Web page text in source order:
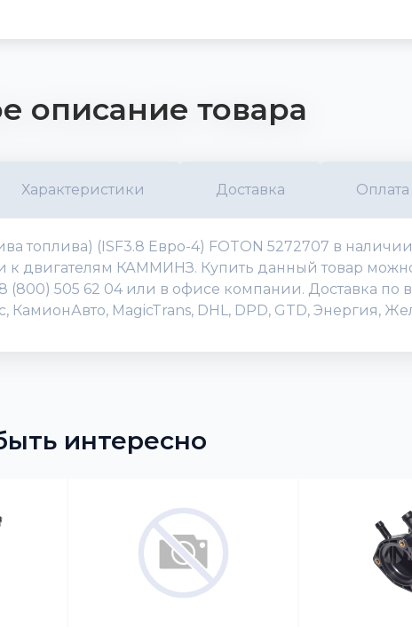
описание товара
Характеристики Доставка Оплата
топлива) (ISF3.8 Евро-4) FOTON 5272707 в
к двигателям КАММИНЗ. Купить данный товар
(800) 505 62 04 или в офисе компании. Доставка
КамионАвто, MagicTrans, DHL, DPD, GTD, Энергия,
интересно